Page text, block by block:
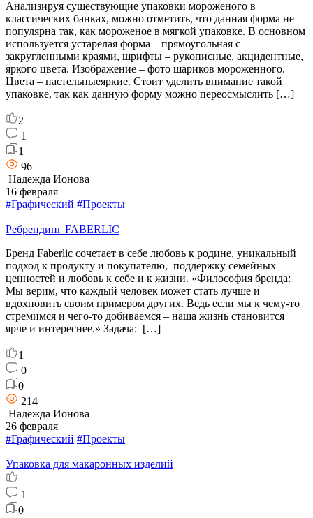
Анализируя существующие упаковки мороженого в
классических банках, можно отметить, что данная форма не
популярна так, как мороженое в мягкой упаковке. В основном
используется устарелая форма – прямоугольная с
закругленными краями, шрифты – рукописные, акцидентные,
яркого цвета. Изображение – фото шариков мороженного.
Цвета – пастельныеяркие. Стоит уделить внимание такой
упаковке, так как данную форму можно переосмыслить […]
2
1
1
96
Надежда Ионова
16 февраля
#Графический #Проекты
Ребрендинг FABERLIC
Бренд Faberlic сочетает в себе любовь к родине, уникальный
подход к продукту и покупателю, поддержку семейных
ценностей и любовь к себе и к жизни. «Философия бренда:
Мы верим, что каждый человек может стать лучше и
вдохновить своим примером других. Ведь если мы к чему-то
стремимся и чего-то добиваемся – наша жизнь становится
ярче и интереснее.» Задача: […]
1
0
0
214
Надежда Ионова
26 февраля
#Графический #Проекты
Упаковка для макаронных изделий
1
0